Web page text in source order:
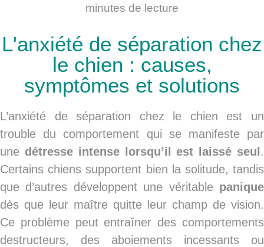
minutes de lecture
L'anxiété de séparation chez
le chien : causes,
symptômes et solutions
L’anxiété de séparation chez le chien est un
trouble du comportement qui se manifeste par
une détresse intense lorsqu’il est laissé seul .
Certains chiens supportent bien la solitude, tandis
que d’autres développent une véritable panique
dès que leur maître quitte leur champ de vision.
Ce problème peut entraîner des comportements
destructeurs, des aboiements incessants ou